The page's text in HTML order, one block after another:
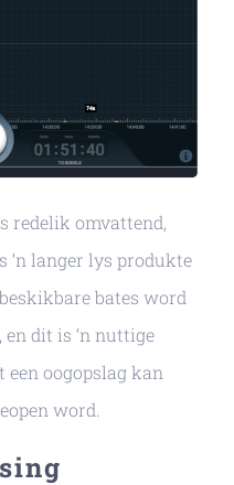
redelik omvattend,
‘n langer lys produkte
bates word
dit is ‘n nuttige
oogopslag kan
word.